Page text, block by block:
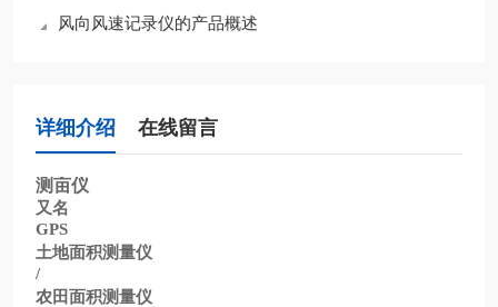
风向风速记录仪的产品概述
详细介绍 在线留言
测亩仪
又名
GPS
土地面积测量仪
/
农田面积测量仪